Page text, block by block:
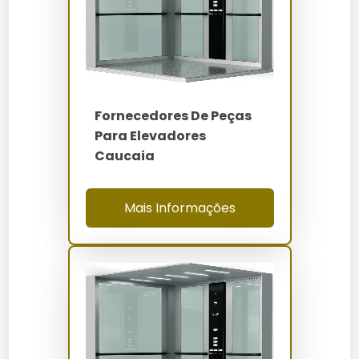
Peças para Elevadores Iguatu
variam de R$ 200 a R$ 15.000, dependendo do tipo e da
complexidade do componente. Fatores como marca,
material e tecnologia influenciam o custo final.
Peças para elevadores podem ser adquiridas em lojas
Elevadores Servtecé uma opção confiável com
ampla variedade de produtos e suporte técnico
especializado.
Manutenção e Cuidados
Fornecedores De Peças
Para Elevadores
Caucaia
Mais Informações